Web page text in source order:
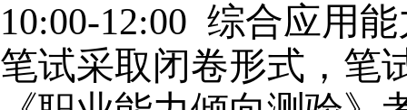
10:00-12:00 综合应用
笔试采取闭卷形式，笔